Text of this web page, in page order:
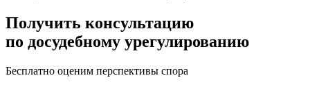
Получить консультацию
по досудебному урегулированию
Бесплатно оценим перспективы спора